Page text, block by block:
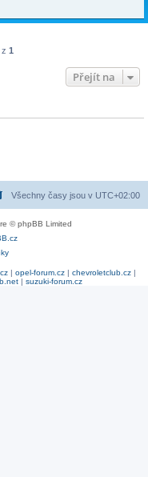
z 1
Přejít na
Všechny časy jsou v UTC+02:00
© phpBB Limited
| opel-forum.cz | chevroletclub.cz |
| suzuki-forum.cz